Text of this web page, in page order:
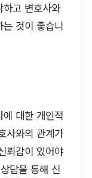
고 변호사와
것이 좋습니
대한 개인적
사와의 관계가
뢰감이 있어야
담을 통해 신